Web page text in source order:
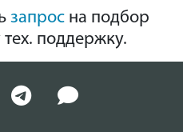
запросна подбор
поддержку.